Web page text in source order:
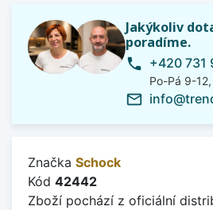
Jakýkoliv
poradíme.
phone +420 731
Po-Pá 9-
mail_outline
Značka Schock
Kód 42442
Zboží pochází z oficiální